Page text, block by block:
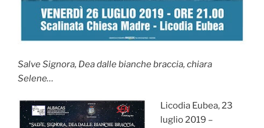
Salve Signora, Dea dalle bianche braccia, chiara
Selene…
Licodia Eubea, 23
luglio 2019 –